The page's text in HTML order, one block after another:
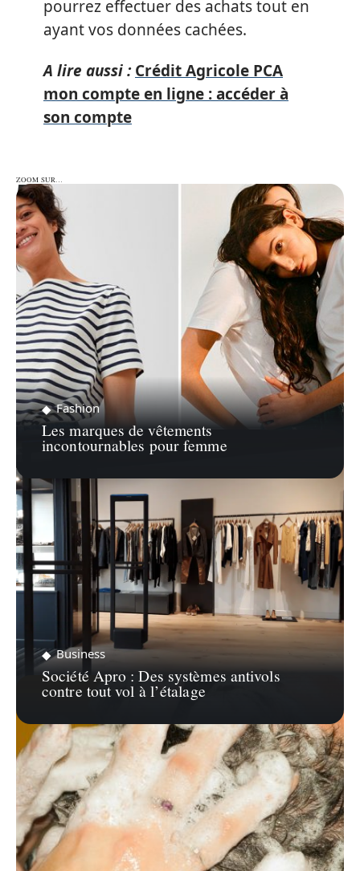
pourrez effectuer des achats tout en
ayant vos données cachées.
A lire aussi : Crédit Agricole PCA
mon compte en ligne : accéder à
son compte
ZOOM SUR…
ZOOM SUR…
Fashion
Les marques de vêtements
incontournables pour femme
Business
Société Apro : Des systèmes antivols
contre tout vol à l’étalage